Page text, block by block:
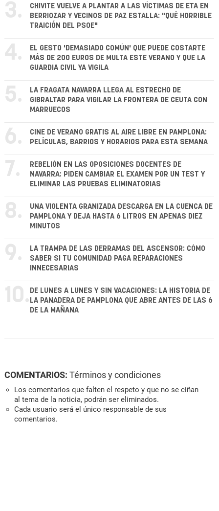
3.
CHIVITE VUELVE A PLANTAR A LAS VÍCTIMAS DE ETA EN
BERRIOZAR Y VECINOS DE PAZ ESTALLA: "QUÉ HORRIBLE
TRAICIÓN DEL PSOE"
4.
EL GESTO 'DEMASIADO COMÚN' QUE PUEDE COSTARTE
MÁS DE 200 EUROS DE MULTA ESTE VERANO Y QUE LA
GUARDIA CIVIL YA VIGILA
5.
LA FRAGATA NAVARRA LLEGA AL ESTRECHO DE
GIBRALTAR PARA VIGILAR LA FRONTERA DE CEUTA CON
MARRUECOS
6.
CINE DE VERANO GRATIS AL AIRE LIBRE EN PAMPLONA:
PELÍCULAS, BARRIOS Y HORARIOS PARA ESTA SEMANA
7.
REBELIÓN EN LAS OPOSICIONES DOCENTES DE
NAVARRA: PIDEN CAMBIAR EL EXAMEN POR UN TEST Y
ELIMINAR LAS PRUEBAS ELIMINATORIAS
8.
UNA VIOLENTA GRANIZADA DESCARGA EN LA CUENCA DE
PAMPLONA Y DEJA HASTA 6 LITROS EN APENAS DIEZ
MINUTOS
9.
LA TRAMPA DE LAS DERRAMAS DEL ASCENSOR: CÓMO
SABER SI TU COMUNIDAD PAGA REPARACIONES
INNECESARIAS
10. DE LUNES A LUNES Y SIN VACACIONES: LA HISTORIA DE
LA PANADERA DE PAMPLONA QUE ABRE ANTES DE LAS 6
DE LA MAÑANA
COMENTARIOS: Términos y condiciones
Los comentarios que falten el respeto y que no se ciñan
al tema de la noticia, podrán ser eliminados.
Cada usuario será el único responsable de sus
comentarios.